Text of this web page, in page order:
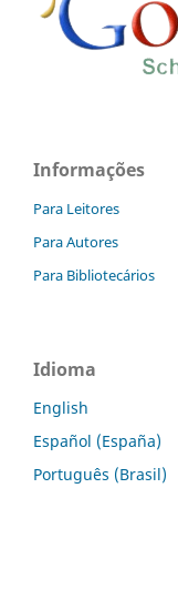
Informações
Para Leitores
Para Autores
Para Bibliotecários
Idioma
English
Español (España)
Português (Brasil)